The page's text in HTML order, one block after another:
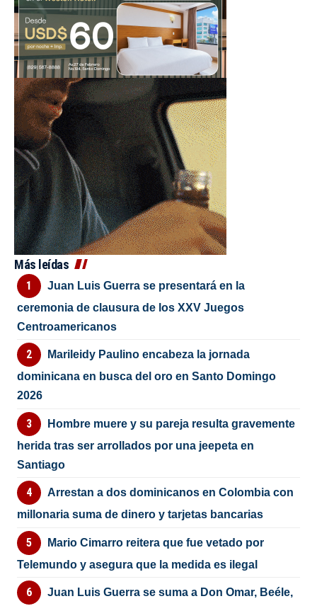
Más leídas
Juan Luis Guerra se presentará en la
ceremonia de clausura de los XXV Juegos
Centroamericanos
Marileidy Paulino encabeza la jornada
dominicana en busca del oro en Santo Domingo
2026
Hombre muere y su pareja resulta gravemente
herida tras ser arrollados por una jeepeta en
Santiago
Arrestan a dos dominicanos en Colombia con
millonaria suma de dinero y tarjetas bancarias
Mario Cimarro reitera que fue vetado por
Telemundo y asegura que la medida es ilegal
Juan Luis Guerra se suma a Don Omar, Beéle,